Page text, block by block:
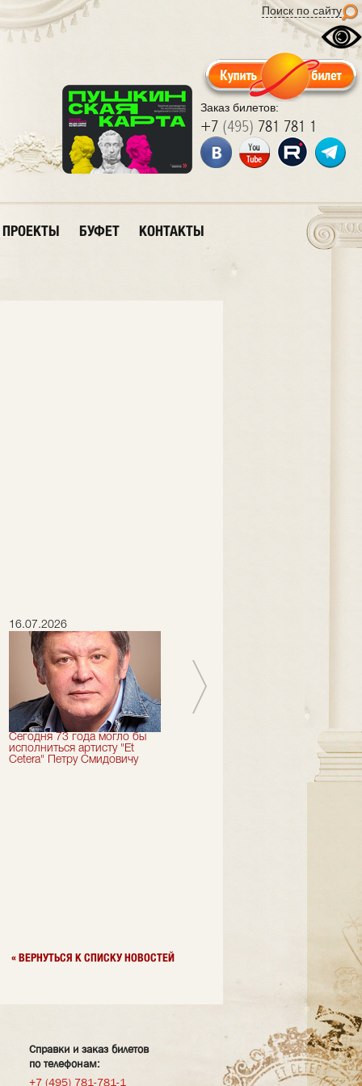
Поиск по сайту
Заказ билетов:
+7 (495) 781 781 1
ПРОЕКТЫ БУФЕТ КОНТАКТЫ
16.07.2026
Сегодня 73 года могло бы
исполниться артисту "Et
Cetera" Петру Смидовичу
отмечает актер "Et Cetera" -
« ВЕРНУТЬСЯ К СПИСКУ НОВОСТЕЙ
Справки и заказ билетов
по телефонам:
+7 (495) 781-781-1